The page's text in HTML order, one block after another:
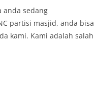
anda sedang
partisi masjid, anda bisa
kami. Kami adalah salah